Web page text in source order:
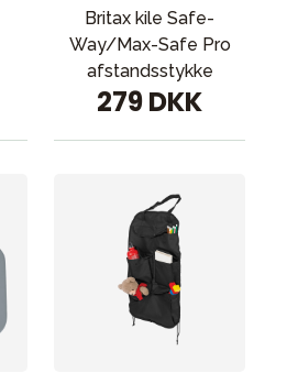
Britax kile Safe-
Way/Max-Safe Pro
afstandsstykke
279 DKK